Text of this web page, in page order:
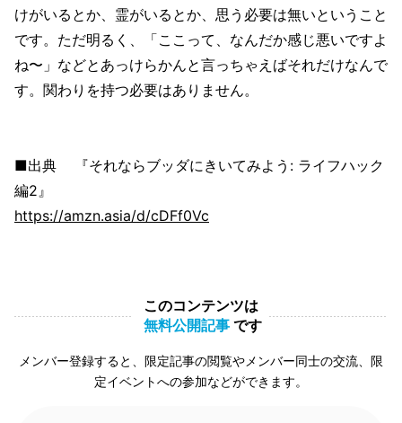
けがいるとか、霊がいるとか、思う必要は無いということ
です。ただ明るく、「ここって、なんだか感じ悪いですよ
ね〜」などとあっけらかんと言っちゃえばそれだけなんで
す。関わりを持つ必要はありません。
■出典 『それならブッダにきいてみよう: ライフハック
編2』
https://amzn.asia/d/cDFf0Vc
このコンテンツは
無料公開記事 です
メンバー登録すると、限定記事の閲覧やメンバー同士の交流、限
定イベントへの参加などができます。